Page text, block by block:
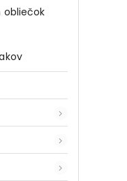
obliečok